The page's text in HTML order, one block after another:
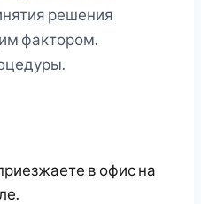
решения
фактором.
в офис на